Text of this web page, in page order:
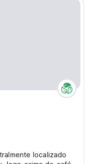
localizado